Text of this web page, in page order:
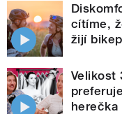
cítíme,
žijí
Velikost
herečka